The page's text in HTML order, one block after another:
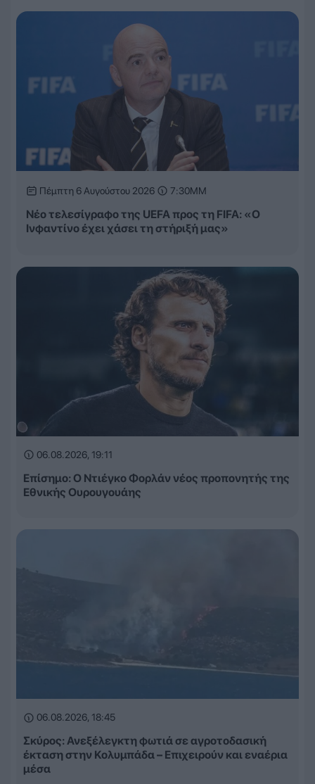
Πέμπτη 6 Αυγούστου 2026 7:30ΜΜ
Νέο τελεσίγραφο της UEFA προς τη FIFA: «Ο
Ινφαντίνο έχει χάσει τη στήριξή μας»
06.08.2026, 19:11
Επίσημο: Ο Ντιέγκο Φορλάν νέος προπονητής της
Εθνικής Ουρουγουάης
06.08.2026, 18:45
Σκύρος: Ανεξέλεγκτη φωτιά σε αγροτοδασική
έκταση στην Κολυμπάδα – Επιχειρούν και εναέρια
μέσα